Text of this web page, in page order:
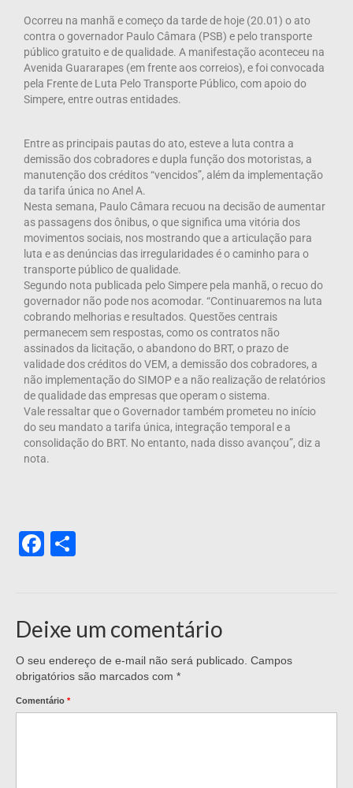
Ocorreu na manhã e começo da tarde de hoje (20.01) o ato
contra o governador Paulo Câmara (PSB) e pelo transporte
público gratuito e de qualidade. A manifestação aconteceu na
Avenida Guararapes (em frente aos correios), e foi convocada
pela Frente de Luta Pelo Transporte Público, com apoio do
Simpere, entre outras entidades.
Entre as principais pautas do ato, esteve a luta contra a
demissãodos cobradores e dupla função dos motoristas, a
manutenção dos créditos “vencidos”, além da implementação
da tarifa única no Anel A.
Nesta semana, Paulo Câmara recuou na decisão de aumentar
as passagens dos ônibus, o que significa uma vitória dos
movimentos sociais, nos mostrando que a articulação para
luta e as denúncias das irregularidades é o caminho para o
transporte público de qualidade.
Segundo nota publicada pelo Simpere pela manhã, o recuo do
governador não pode nos acomodar. “Continuaremos na luta
cobrando melhorias e resultados. Questões centrais
permanecem sem respostas, como os contratos não
assinados da licitação, o abandono do BRT, o prazo de
validade dos créditos do VEM, a demissão dos cobradores, a
não implementação do SIMOP e a não realização de relatórios
de qualidade das empresas que operam o sistema.
Vale ressaltar que o Governador também prometeu no início
do seu mandato a tarifa única, integração temporal e a
consolidação do BRT. No entanto, nada disso avançou”, diz a
nota.
Facebook
Deixe um comentário
O seu endereço de e-mail não será publicado. Campos
obrigatórios são marcados com *
Comentário *